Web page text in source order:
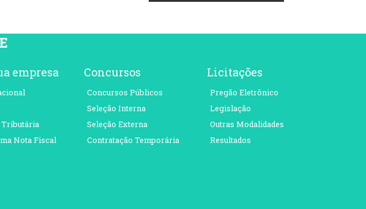
empresa
Nota Fiscal
Concursos
Concursos Públicos
Seleção Interna
Seleção Externa
Contratação Temporária
Licitações
Pregão Eletrônico
Legislação
Outras Modalidades
Resultados